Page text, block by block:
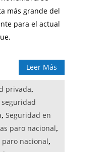
más grande del
para el actual
Leer Más
privada,
seguridad
, Seguridad en
paro nacional,
nacional,